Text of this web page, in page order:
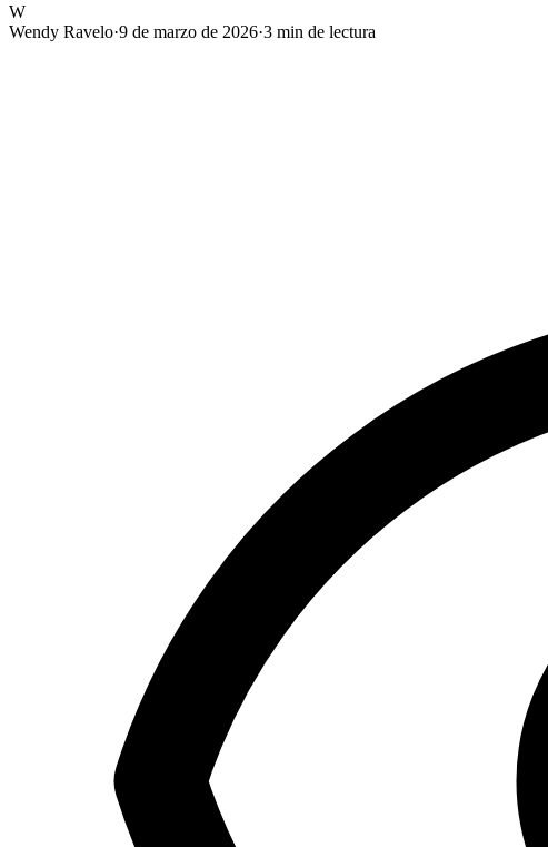
W
Wendy Ravelo·9 de marzo de 2026·3 min de lectura